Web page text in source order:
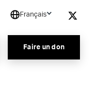
Français
Faire un don